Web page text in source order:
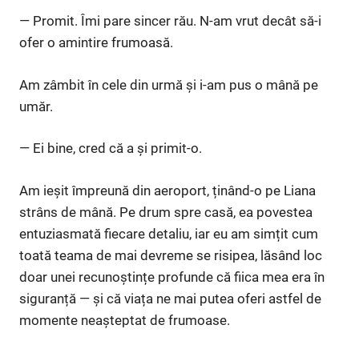
— Promit. Îmi pare sincer rău. N-am vrut decât să-i
ofer o amintire frumoasă.
Am zâmbit în cele din urmă și i-am pus o mână pe
umăr.
— Ei bine, cred că a și primit-o.
Am ieșit împreună din aeroport, ținând-o pe Liana
strâns de mână. Pe drum spre casă, ea povestea
entuziasmată fiecare detaliu, iar eu am simțit cum
toată teama de mai devreme se risipea, lăsând loc
doar unei recunoștințe profunde că fiica mea era în
siguranță — și că viața ne mai putea oferi astfel de
momente neașteptat de frumoase.